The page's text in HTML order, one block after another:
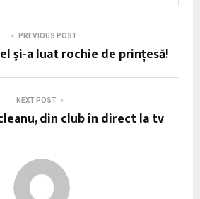
PREVIOUS POST
şi-a luat rochie de prinţesă!
NEXT POST
din club în direct la tv